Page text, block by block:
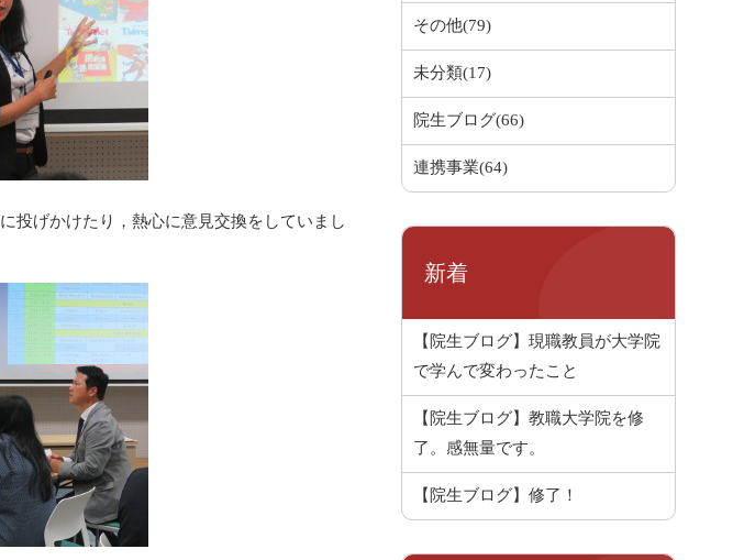
投げかけたり，熱心に意見交換をしていまし
その他(79)
未分類(17)
院生ブログ(66)
連携事業(64)
新着
【院生ブログ】現職教員が大学院
で学んで変わったこと
【院生ブログ】教職大学院を修
了。感無量です。
【院生ブログ】修了！